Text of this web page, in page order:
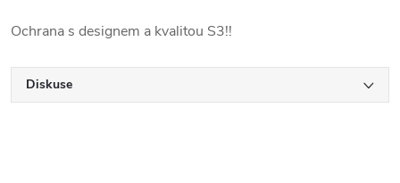
Ochrana s designem a kvalitou S3!!
Diskuse